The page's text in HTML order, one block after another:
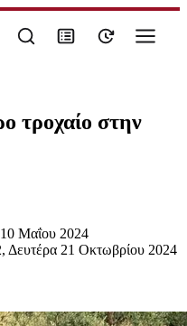
τροχαίο στην
Μαΐου 2024
Δευτέρα 21 Οκτωβρίου 2024